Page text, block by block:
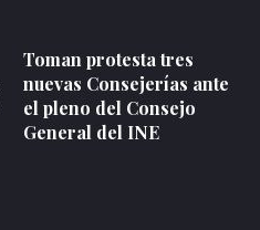
Toman protesta tres
nuevas Consejerías ante
el pleno del Consejo
General del INE